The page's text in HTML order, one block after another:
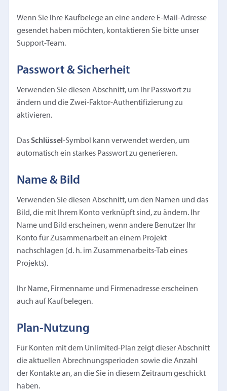
Wenn Sie Ihre Kaufbelege an eine andere E-Mail-Adresse
gesendet haben möchten, kontaktieren Sie bitte unser
Support-Team.
Passwort & Sicherheit
Verwenden Sie diesen Abschnitt, um Ihr Passwort zu
ändern und die Zwei-Faktor-Authentifizierung zu
aktivieren.
Das Schlüssel-Symbol kann verwendet werden, um
automatisch ein starkes Passwort zu generieren.
Name & Bild
Verwenden Sie diesen Abschnitt, um den Namen und das
Bild, die mit Ihrem Konto verknüpft sind, zu ändern. Ihr
Name und Bild erscheinen, wenn andere Benutzer Ihr
Konto für Zusammenarbeit an einem Projekt
nachschlagen (d. h. im Zusammenarbeits-Tab eines
Projekts).
Ihr Name, Firmenname und Firmenadresse erscheinen
auch auf Kaufbelegen.
Plan-Nutzung
Für Konten mit dem Unlimited-Plan zeigt dieser Abschnitt
die aktuellen Abrechnungsperioden sowie die Anzahl
der Kontakte an, an die Sie in diesem Zeitraum geschickt
haben.